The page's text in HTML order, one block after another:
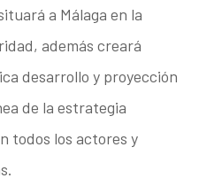
a Málaga en la
además creará
desarrollo y proyección
de la estrategia
todos los actores y